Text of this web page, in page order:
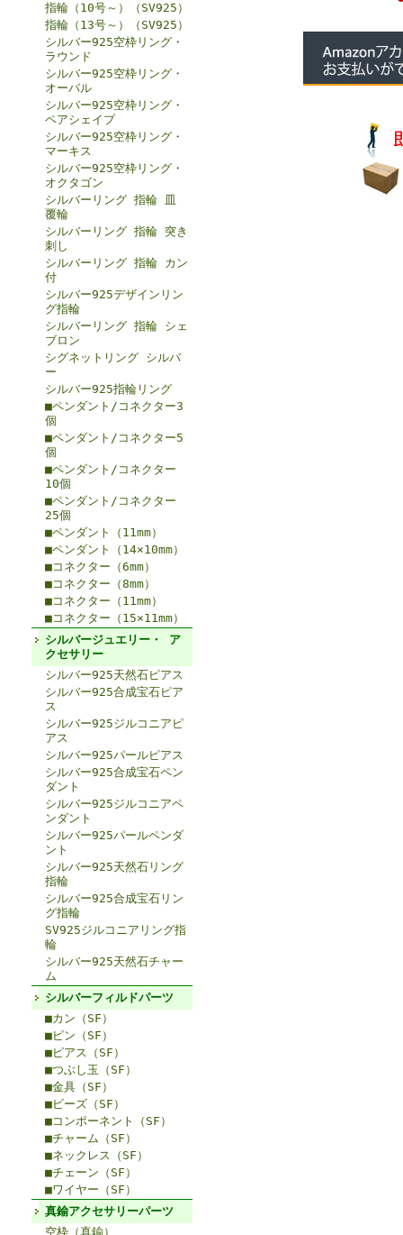
指輪（10号～）（SV925）
指輪（13号～）（SV925）
シルバー925空枠リング・
ラウンド
シルバー925空枠リング・
オーバル
シルバー925空枠リング・
ペアシェイプ
シルバー925空枠リング・
マーキス
シルバー925空枠リング・
オクタゴン
シルバーリング 指輪 皿
覆輪
シルバーリング 指輪 突き
刺し
シルバーリング 指輪 カン
付
シルバー925デザインリン
グ指輪
シルバーリング 指輪 シェ
ブロン
シグネットリング シルバ
ー
シルバー925指輪リング
■ペンダント/コネクター3
個
■ペンダント/コネクター5
個
■ペンダント/コネクター
10個
■ペンダント/コネクター
25個
■ペンダント（11mm）
■ペンダント（14×10mm）
■コネクター（6mm）
■コネクター（8mm）
■コネクター（11mm）
■コネクター（15×11mm）
シルバージュエリー・ ア
クセサリー
シルバー925天然石ピアス
シルバー925合成宝石ピア
ス
シルバー925ジルコニアピ
アス
シルバー925パールピアス
シルバー925合成宝石ペン
ダント
シルバー925ジルコニアペ
ンダント
シルバー925パールペンダ
ント
シルバー925天然石リング
指輪
シルバー925合成宝石リン
グ指輪
SV925ジルコニアリング指
輪
シルバー925天然石チャー
ム
シルバーフィルドパーツ
■カン（SF）
■ピン（SF）
■ピアス（SF）
■つぶし玉（SF）
■金具（SF）
■ビーズ（SF）
■コンポーネント（SF）
■チャーム（SF）
■ネックレス（SF）
■チェーン（SF）
■ワイヤー（SF）
真鍮アクセサリーパーツ
空枠（真鍮）